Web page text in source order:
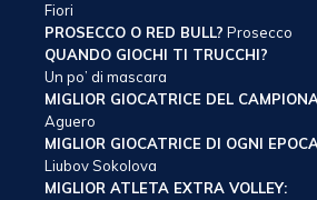
Fiori
PROSECCO O RED BULL? Prosecco
QUANDO GIOCHI TI TRUCCHI?
Un po’ di mascara
MIGLIOR GIOCATRICE DEL
Aguero
MIGLIOR GIOCATRICE DI OGNI
Liubov Sokolova
MIGLIOR ATLETA EXTRA VOLLEY: